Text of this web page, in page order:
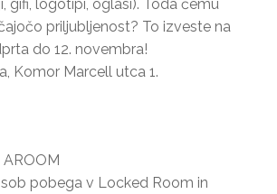
gifi, logotipi, oglasi). Toda čemu
priljubljenost? To izveste na
do 12. novembra!
Komor Marcell utca 1.
pobega v Locked Room in